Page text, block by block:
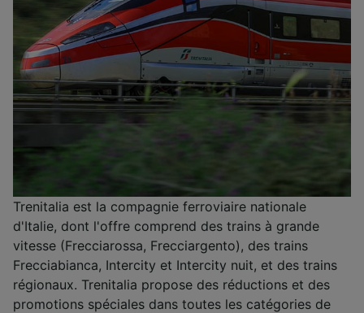
Trenitalia est la compagnie ferroviaire nationale
d'Italie, dont l'offre comprend des trains à grande
vitesse (Frecciarossa, Frecciargento), des trains
Frecciabianca, Intercity et Intercity nuit, et des trains
régionaux. Trenitalia propose des réductions et des
promotions spéciales dans toutes les catégories de